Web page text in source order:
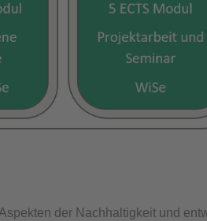
der Nachhaltigkeit und